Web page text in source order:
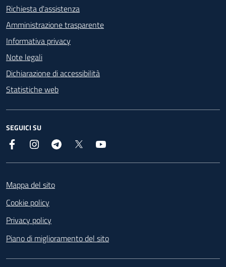
Richiesta d'assistenza
Amministrazione trasparente
Informativa privacy
Note legali
Dichiarazione di accessibilità
Statistiche web
SEGUICI SU
Facebook InstagramTelegram
Mappa del sito
Cookie policy
Privacy policy
Piano di miglioramento del sito